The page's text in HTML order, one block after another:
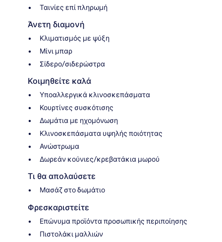
Ταινίες επί πληρωμή
Άνετη διαμονή
Κλιματισμός με ψύξη
Μίνι μπαρ
Σίδερο/σιδερώστρα
Κοιμηθείτε καλά
Υποαλλεργικά κλινοσκεπάσματα
Κουρτίνες συσκότισης
Δωμάτια με ηχομόνωση
Κλινοσκεπάσματα υψηλής ποιότητας
Ανώστρωμα
Δωρεάν κούνιες/κρεβατάκια μωρού
Τι θα απολαύσετε
Μασάζ στο δωμάτιο
Φρεσκαριστείτε
Επώνυμα προϊόντα προσωπικής περιποίησης
Πιστολάκι μαλλιών